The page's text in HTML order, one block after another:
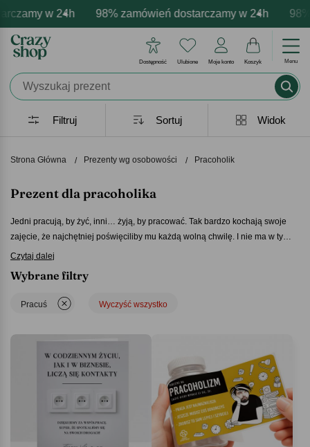
w 24h 98% zamówień dostarczamy w 24h 98%
produktów Profesjonalna i darmowa
- zawsze udane prezenty Prezentujemy pozytywne
Dostępność Ulubione Moje konto Koszyk Menu
Strona Główna Prezenty wg osobowości Pracoholik
Prezent dla pracoholika
Jedni pracują, by żyć, inni… żyją, by pracować. Tak bardzo kochają swoje
zajęcie, że najchętniej poświęciliby mu każdą wolną chwilę. I nie ma w tym
nic złego! Przeciwnie – to świetna okazja, by zaskoczyć bliską osobę
osobisty, a może nawet w sympatyczny sposób uszczypliwy – wybierz, jaki
prezent dla pracoholika
moment oderwał się od pracy. Będzie Ci wdzięczny!
Czytaj dalej
Filtruj Widok
Sortuj
Wybrane filtry
Pracuś Wyczyść wszystko